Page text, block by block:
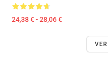
24,38 € - 28,06 €